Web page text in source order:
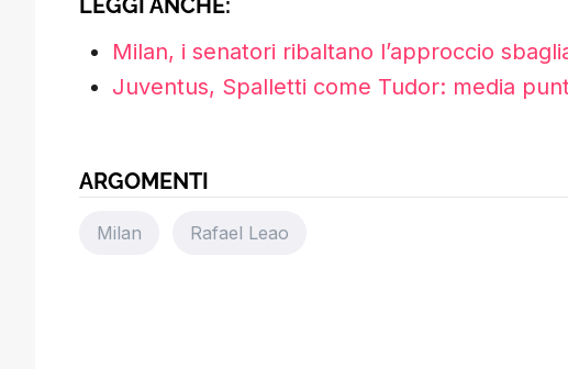
LEGGI ANCHE:
Milan, i senatori ribaltano l’approccio
Juventus, Spalletti come Tudor: media
ARGOMENTI
Milan Rafael Leao